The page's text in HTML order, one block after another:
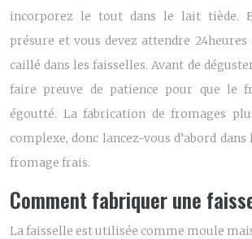
incorporez le tout dans le lait tiède.
présure et vous devez attendre
caillé dans les faisselles. Avant de
faire preuve de patience pour que le
égoutté. La fabrication de fromages
complexe, donc lancez-vous d’abord
fromage frais.
Comment fabriquer une
La faisselle est utilisée comme moule